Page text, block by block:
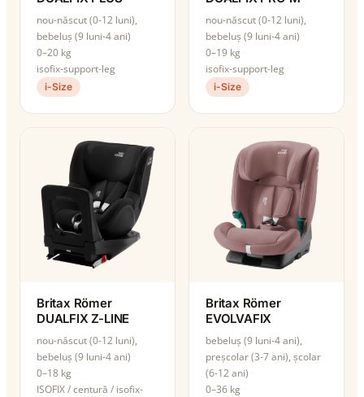
nou-născut (0-12 luni),
bebeluș (9 luni-4 ani)
0–20 kg
isofix-support-leg
i-Size
nou-născut (0-12 luni),
bebeluș (9 luni-4 ani)
0–19 kg
isofix-support-leg
i-Size
Britax Römer
DUALFIX Z-LINE
nou-născut (0-12 luni),
bebeluș (9 luni-4 ani)
0–18 kg
ISOFIX / centură / isofix-
Britax Römer
EVOLVAFIX
bebeluș (9 luni-4 ani),
preșcolar (3-7 ani), școlar
(6-12 ani)
0–36 kg